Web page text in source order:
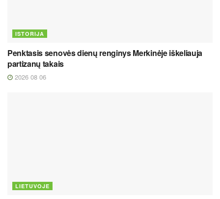
ISTORIJA
Penktasis senovės dienų renginys Merkinėje iškeliauja
partizanų takais
2026 08 06
LIETUVOJE